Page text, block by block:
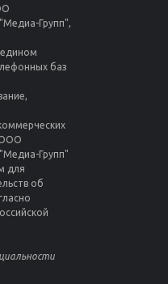
Групп",
едином
баз
ООО
Групп"
для
об